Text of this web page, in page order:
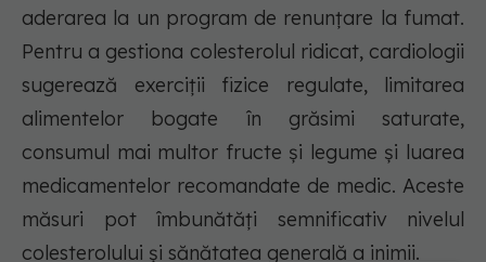
aderarea la un program de renunțare la fumat.
Pentru a gestiona colesterolul ridicat, cardiologii
sugerează exerciții fizice regulate, limitarea
alimentelor bogate în grăsimi saturate,
consumul mai multor fructe și legume și luarea
medicamentelor recomandate de medic. Aceste
măsuri pot îmbunătăți semnificativ nivelul
colesterolului și sănătatea generală a inimii.